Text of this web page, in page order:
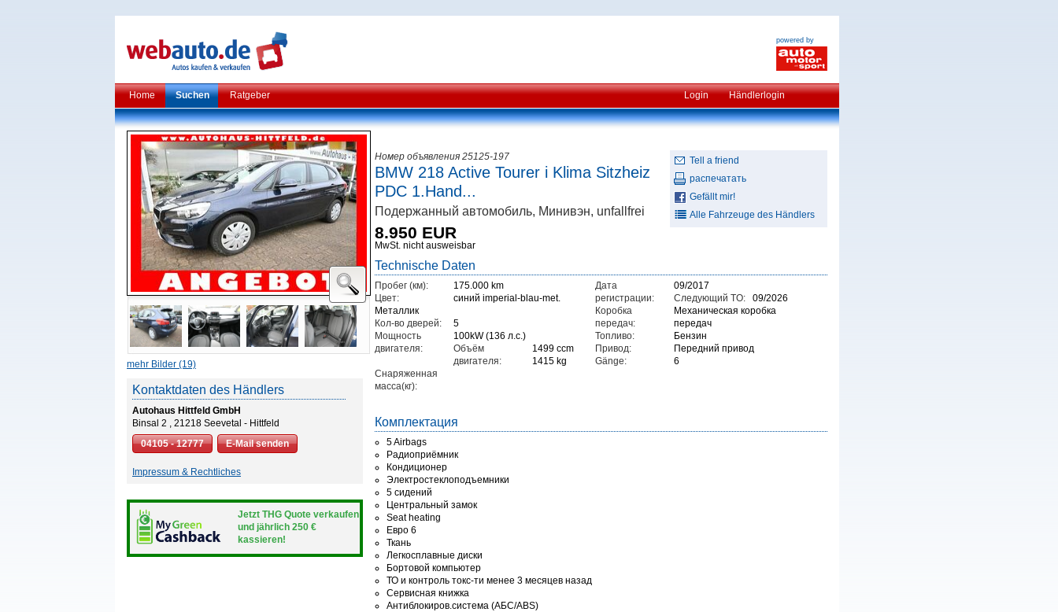
powered by
Home Suchen Ratgeber Login Händlerlogin
mehr Bilder (19)
Kontaktdaten des Händlers
Autohaus Hittfeld GmbH
Binsal 2 , 21218 Seevetal - Hittfeld
04105 - 12777
E-Mail senden
Impressum & Rechtliches
Jetzt THG Quote verkaufen
und jährlich 250 €
kassieren!
Tell a friend
распечатать
Gefällt mir!
Alle Fahrzeuge des Händlers
Номер объявления 25125-197
BMW 218 Active Tourer i Klima Sitzheiz
PDC 1.Hand...
Подержанный автомобиль, Минивэн, unfallfrei
8.950 EUR
MwSt. nicht ausweisbar
Technische Daten
Пробег (км):
175.000 km
Цвет:
синий imperial-blau-met.
Металлик
Кол-во дверей:
5
Мощность
двигателя:
100kW (136 л.с.)
Объём
двигателя:
1499 ccm
Снаряженная
масса(кг):
1415 kg
Дата
регистрации:
09/2017
Следующий TO:
09/2026
Коробка
передач:
Механическая коробка
передач
Топливо:
Бензин
Привод:
Передний привод
Gänge:
6
Комплектация
5 Airbags
Радиоприёмник
Кондиционер
Электростеклоподъемники
5 сидений
Центральный замок
Seat heating
Евро 6
Ткань
Легкосплавные диски
Бортовой компьютер
ТО и контроль токс-ти менее 3 месяцев назад
Сервисная книжка
Антиблокиров.система (АБС/ABS)